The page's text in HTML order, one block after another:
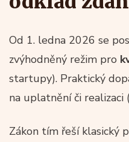
Od 1. ledna 2026 se
zvýhodněný režim pro
startupy). Praktický
na uplatnění či realizaci
Zákon tím řeší klasický